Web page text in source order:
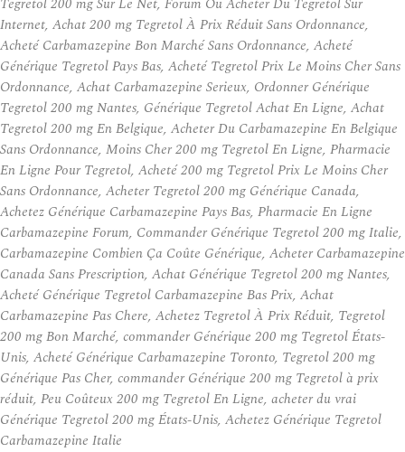
Internet, Achat 200 mg Tegretol À Prix Réduit Sans Ordonnance,
Acheté Carbamazepine Bon Marché Sans Ordonnance, Acheté
Générique Tegretol Pays Bas, Acheté Tegretol Prix Le Moins Cher Sans
Ordonnance, Achat Carbamazepine Serieux, Ordonner Générique
Tegretol 200 mg Nantes, Générique Tegretol Achat En Ligne, Achat
Tegretol 200 mg En Belgique, Acheter Du Carbamazepine En Belgique
Sans Ordonnance, Moins Cher 200 mg Tegretol En Ligne, Pharmacie
En Ligne Pour Tegretol, Acheté 200 mg Tegretol Prix Le Moins Cher
Sans Ordonnance, Acheter Tegretol 200 mg Générique Canada,
Achetez Générique Carbamazepine Pays Bas, Pharmacie En Ligne
Carbamazepine Forum, Commander Générique Tegretol 200 mg Italie,
Carbamazepine Combien Ça Coûte Générique, Acheter Carbamazepine
Canada Sans Prescription, Achat Générique Tegretol 200 mg Nantes,
Acheté Générique Tegretol Carbamazepine Bas Prix, Achat
Carbamazepine Pas Chere, Achetez Tegretol À Prix Réduit, Tegretol
200 mg Bon Marché, commander Générique 200 mg Tegretol États-
Unis, Acheté Générique Carbamazepine Toronto, Tegretol 200 mg
Générique Pas Cher, commander Générique 200 mg Tegretol à prix
réduit, Peu Coûteux 200 mg Tegretol En Ligne, acheter du vrai
Générique Tegretol 200 mg États-Unis, Achetez Générique Tegretol
Carbamazepine Italie